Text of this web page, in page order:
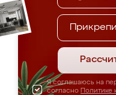
Я соглашаюсь на
согласно Политике